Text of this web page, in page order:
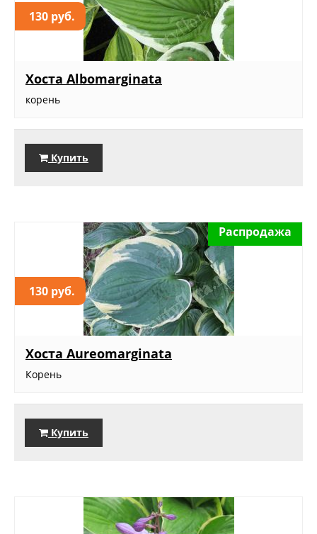
130 руб.
Хоста Albomarginata
корень
Купить
130 руб.
Распродажа
Хоста Aureomarginata
Корень
Купить